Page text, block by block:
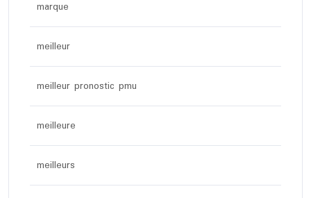
marque
meilleur
meilleur pronostic pmu
meilleure
meilleurs